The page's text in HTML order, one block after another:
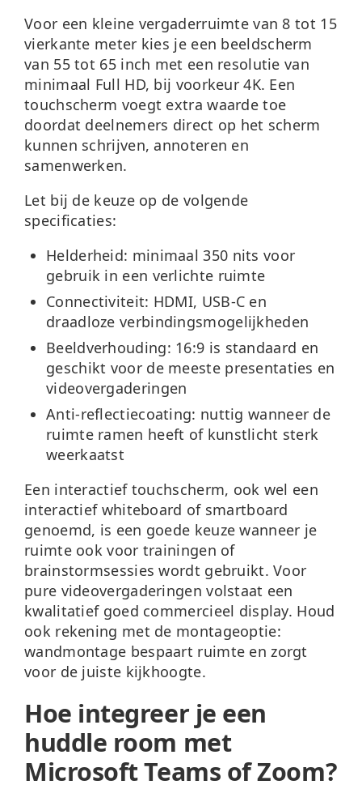
Voor een kleine vergaderruimte van 8 tot 15
vierkante meter kies je een beeldscherm
van 55 tot 65 inch met een resolutie van
minimaal Full HD, bij voorkeur 4K. Een
touchscherm voegt extra waarde toe
doordat deelnemers direct op het scherm
kunnen schrijven, annoteren en
samenwerken.
Let bij de keuze op de volgende
specificaties:
Helderheid: minimaal 350 nits voor
gebruik in een verlichte ruimte
Connectiviteit: HDMI, USB-C en
draadloze verbindingsmogelijkheden
Beeldverhouding: 16:9 is standaard en
geschikt voor de meeste presentaties en
videovergaderingen
Anti-reflectiecoating: nuttig wanneer de
ruimte ramen heeft of kunstlicht sterk
weerkaatst
Een interactief touchscherm, ook wel een
interactief whiteboard of smartboard
genoemd, is een goede keuze wanneer je
ruimte ook voor trainingen of
brainstormsessies wordt gebruikt. Voor
pure videovergaderingen volstaat een
kwalitatief goed commercieel display. Houd
ook rekening met de montageoptie:
wandmontage bespaart ruimte en zorgt
voor de juiste kijkhoogte.
Hoe integreer je een
huddle room met
Microsoft Teams of Zoom?